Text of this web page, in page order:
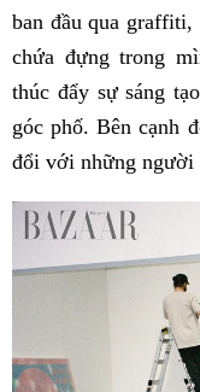
ban đầu qua graffiti,
chứa đựng trong
thúc đẩy sự sáng
góc phố. Bên cạnh
đổi với những người